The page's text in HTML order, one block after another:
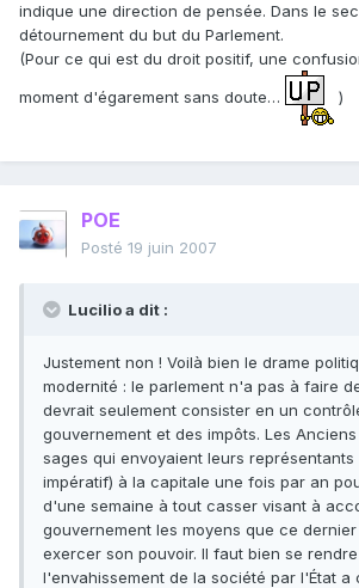
indique une direction de pensée. Dans le
détournement du but du Parlement.
(Pour ce qui est du droit positif, une
moment d'égarement sans doute…
)
POE
Posté 19 juin 2007
Lucilio a dit :
Justement non ! Voilà bien le drame
modernité : le parlement n'a pas à faire
devrait seulement consister en un
gouvernement et des impôts. Les
sages qui envoyaient leurs
impératif) à la capitale une fois par an
d'une semaine à tout casser visant à
gouvernement les moyens que ce
exercer son pouvoir. Il faut bien se
l'envahissement de la société par l'État a